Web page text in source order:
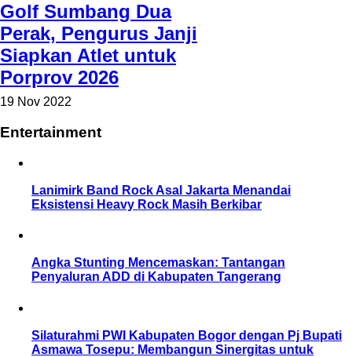
Golf Sumbang Dua
Perak, Pengurus Janji
Siapkan Atlet untuk
Porprov 2026
19 Nov 2022
Entertainment
Lanimirk Band Rock Asal Jakarta Menandai
Eksistensi Heavy Rock Masih Berkibar
Angka Stunting Mencemaskan: Tantangan
Penyaluran ADD di Kabupaten Tangerang
Silaturahmi PWI Kabupaten Bogor dengan Pj Bupati
Asmawa Tosepu: Membangun Sinergitas untuk